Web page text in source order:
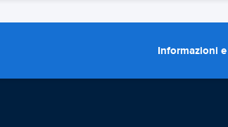
Informazioni